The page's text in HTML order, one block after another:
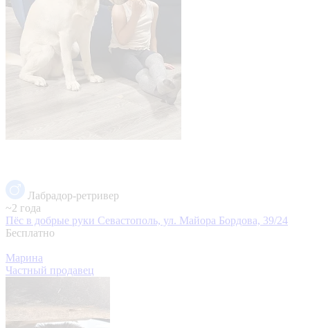
Лабрадор-ретривер
~2 года
Пёс в добрые руки Севастополь, ул. Майора Бордова, 39/24
Бесплатно
Марина
Частный продавец